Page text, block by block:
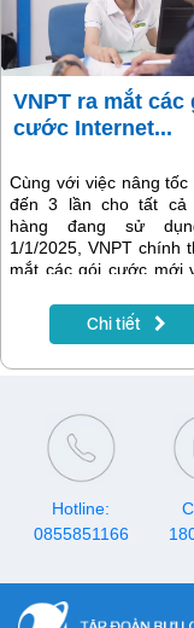
VNPT ra mắt các gói
cước Internet...
Cùng với việc nâng tốc
đến 3 lần cho tất cả
hàng đang sử
1/1/2025, VNPT chính
mắt các gói cước mới
dạng lựa chọn tích hợp
hình, di động, công
Internet mới cho mọi
dùng.
Chi tiết
Hotline:
0855851166